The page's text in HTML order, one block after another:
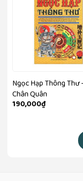
Ngọc Hạp Thông Thư
Chân Quân
190,000₫